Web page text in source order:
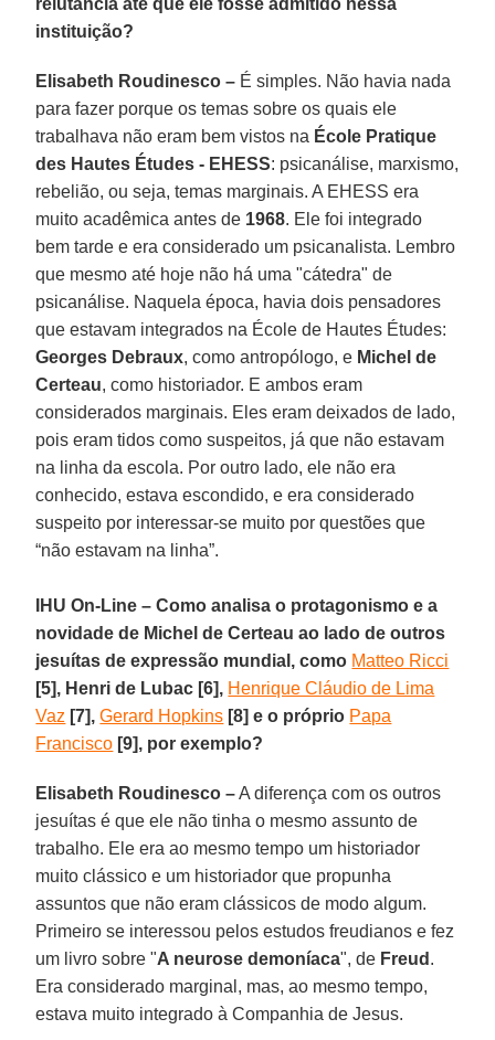
instituição?
Elisabeth Roudinesco – É simples. Não havia nada
para fazer porque os temas sobre os quais ele
trabalhava não eram bem vistos na École Pratique
des Hautes Études - EHESS: psicanálise, marxismo,
rebelião, ou seja, temas marginais. A EHESS era
muito acadêmica antes de 1968. Ele foi integrado
bem tarde e era considerado um psicanalista. Lembro
que mesmo até hoje não há uma "cátedra" de
psicanálise. Naquela época, havia dois pensadores
que estavam integrados na École de Hautes Études:
Georges Debraux, como antropólogo, e Michel de
Certeau, como historiador. E ambos eram
considerados marginais. Eles eram deixados de lado,
pois eram tidos como suspeitos, já que não estavam
na linha da escola. Por outro lado, ele não era
conhecido, estava escondido, e era considerado
suspeito por interessar-se muito por questões que
“não estavam na linha”.
IHU On-Line – Como analisa o protagonismo e a
novidade de Michel de Certeau ao lado de outros
jesuítas de expressão mundial, como Matteo Ricci
[5], Henri de Lubac [6], Henrique Cláudio de Lima
Vaz [7],Gerard Hopkins [8] e o próprio Papa
Francisco [9], por exemplo?
Elisabeth Roudinesco –A diferença com os outros
jesuítas é que ele não tinha o mesmo assunto de
trabalho. Ele era ao mesmo tempo um historiador
muito clássico e um historiador que propunha
assuntos que não eram clássicos de modo algum.
Primeiro se interessou pelos estudos freudianos e fez
um livro sobre "A neurose demoníaca", de Freud .
Era considerado marginal, mas, ao mesmo tempo,
estava muito integrado à Companhia de Jesus.